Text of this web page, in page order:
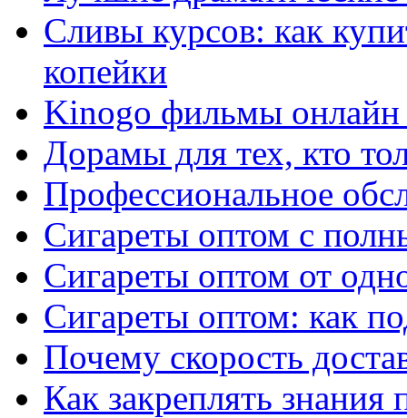
Сливы курсов: как
копейки
Kinogo фильмы онлайн
Дорамы для тех, кто
Профессиональное
Сигареты оптом с
Сигареты оптом от
Сигареты оптом: как
Почему скорость
Как закреплять знания